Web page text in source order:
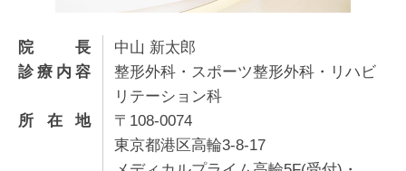
院長
中山 新太郎
診療内容
整形外科・スポーツ整形外科・リハビ
リテーション科
所在地
〒108-0074
東京都港区高輪3-8-17